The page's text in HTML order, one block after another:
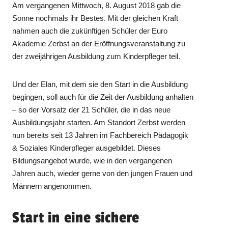
Am vergangenen Mittwoch, 8. August 2018 gab die
Sonne nochmals ihr Bestes. Mit der gleichen Kraft
nahmen auch die zukünftigen Schüler der Euro
Akademie Zerbst an der Eröffnungsveranstaltung zu
der zweijährigen Ausbildung zum Kinderpfleger teil.
Und der Elan, mit dem sie den Start in die Ausbildung
begingen, soll auch für die Zeit der Ausbildung anhalten
– so der Vorsatz der 21 Schüler, die in das neue
Ausbildungsjahr starten. Am Standort Zerbst werden
nun bereits seit 13 Jahren im Fachbereich Pädagogik
& Soziales Kinderpfleger ausgebildet. Dieses
Bildungsangebot wurde, wie in den vergangenen
Jahren auch, wieder gerne von den jungen Frauen und
Männern angenommen.
Start in eine sichere